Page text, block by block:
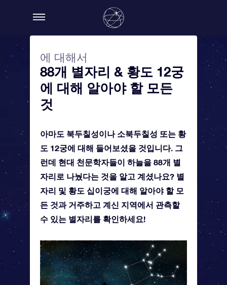
에 대해서
88개 별자리 & 황도 12궁
에 대해 알아야 할 모든
것
아마도 북두칠성이나 소북두칠성 또는 황
도 12궁에 대해 들어보셨을 것입니다. 그
런데 현대 천문학자들이 하늘을 88개 별
자리로 나눴다는 것을 알고 계셨나요? 별
자리 및 황도 십이궁에 대해 알아야 할 모
든 것과 거주하고 계신 지역에서 관측할
수 있는 별자리를 확인하세요!